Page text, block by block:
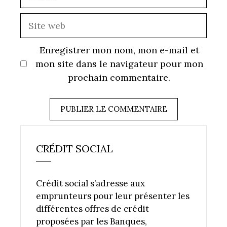
Enregistrer mon nom, mon e-mail et
mon site dans le navigateur pour mon
prochain commentaire.
CRÉDIT SOCIAL
Crédit social s’adresse aux
emprunteurs pour leur présenter les
différentes offres de crédit
proposées par les Banques,